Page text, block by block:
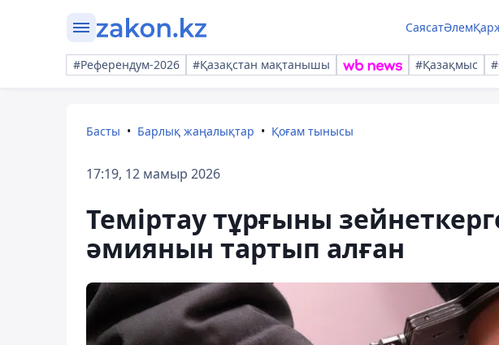
СаясатӘлем
#Референдум-2026 #Қазақстан мақтанышы #Қазақмыс
Басты Барлық жаңалықтар Қоғам тынысы
17:19, 12 мамыр 2026
Теміртау тұрғыны
әмиянын тартып алған